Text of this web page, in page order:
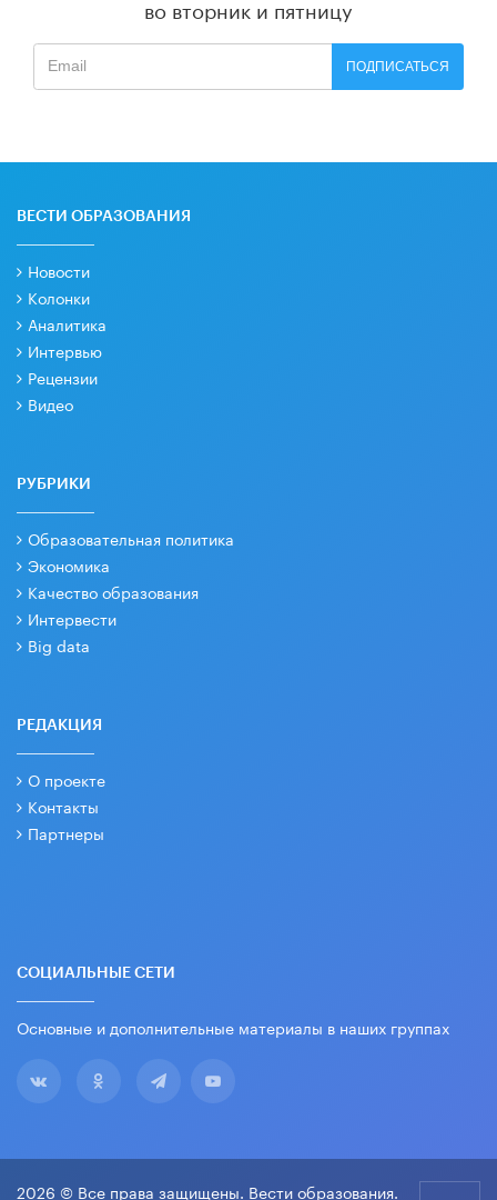
во вторник и пятницу
ПОДПИСАТЬСЯ
ВЕСТИ ОБРАЗОВАНИЯ
Новости
Колонки
Аналитика
Интервью
Рецензии
Видео
РУБРИКИ
Образовательная политика
Экономика
Качество образования
Интервести
Big data
РЕДАКЦИЯ
О проекте
Контакты
Партнеры
СОЦИАЛЬНЫЕ СЕТИ
Основные и дополнительные материалы в наших группах
2026 © Все права защищены. Вести образования.